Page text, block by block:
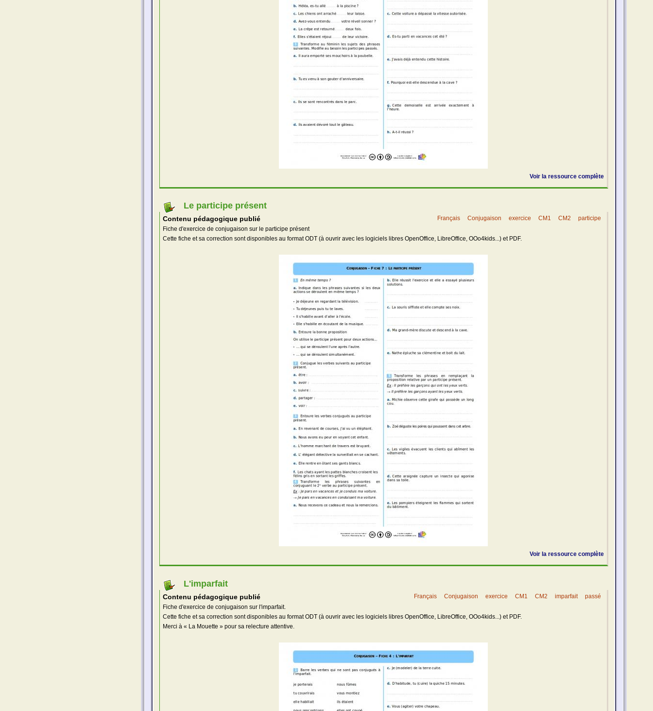
Voir la ressource complète
Le participe présent
Français Conjugaison exercice CM1 CM2 participe
Contenu pédagogique publié
Fiche d'exercice de conjugaison sur le participe présent
Cette fiche et sa correction sont disponibles au format ODT (à ouvrir avec les logiciels libres OpenOffice, LibreOffice, OOo4kids...) et PDF.
Voir la ressource complète
L'imparfait
Français Conjugaison exercice CM1 CM2 imparfait passé
Contenu pédagogique publié
Fiche d'exercice de conjugaison sur l'imparfait.
Cette fiche et sa correction sont disponibles au format ODT (à ouvrir avec les logiciels libres OpenOffice, LibreOffice, OOo4kids...) et PDF.
Merci à « La Mouette » pour sa relecture attentive.